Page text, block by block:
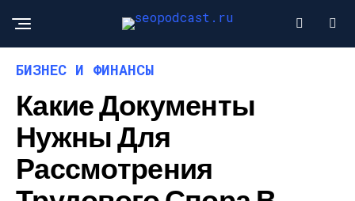
БИЗНЕС И ФИНАНСЫ
Какие Документы
Нужны Для
Рассмотрения